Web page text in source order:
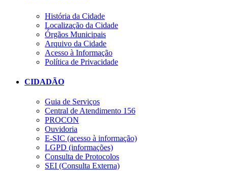
História da Cidade
Localização da Cidade
Órgãos Municipais
Arquivo da Cidade
Acesso à Informação
Política de Privacidade
CIDADÃO
Guia de Serviços
Central de Atendimento 156
PROCON
Ouvidoria
E-SIC (acesso à informação)
LGPD (informações)
Consulta de Protocolos
SEI (Consulta Externa)